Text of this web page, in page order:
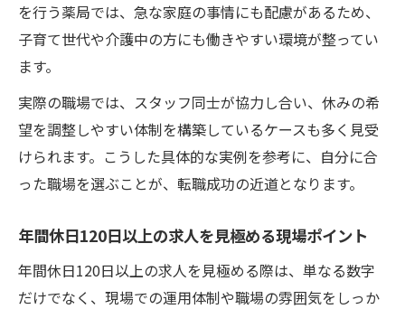
を行う薬局では、急な家庭の事情にも配慮があるため、
子育て世代や介護中の方にも働きやすい環境が整ってい
ます。
実際の職場では、スタッフ同士が協力し合い、休みの希
望を調整しやすい体制を構築しているケースも多く見受
けられます。こうした具体的な実例を参考に、自分に合
った職場を選ぶことが、転職成功の近道となります。
年間休日120日以上の求人を見極める現場ポイント
年間休日120日以上の求人を見極める際は、単なる数字
だけでなく、現場での運用体制や職場の雰囲気をしっか